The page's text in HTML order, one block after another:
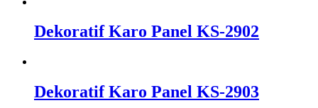
Dekoratif Karo Panel KS-2902
Dekoratif Karo Panel KS-2903